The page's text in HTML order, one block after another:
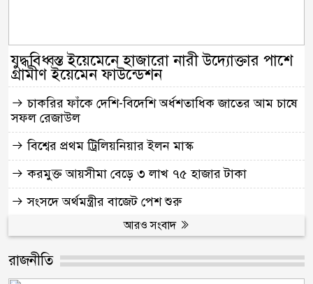
যুদ্ধবিধ্বস্ত ইয়েমেনে হাজারো নারী উদ্যোক্তার পাশে
গ্রামীণ ইয়েমেন ফাউন্ডেশন
চাকরির ফাঁকে দেশি-বিদেশি অর্ধশতাধিক জাতের আম চাষে
সফল রেজাউল
বিশ্বের প্রথম ট্রিলিয়নিয়ার ইলন মাস্ক
করমুক্ত আয়সীমা বেড়ে ৩ লাখ ৭৫ হাজার টাকা
সংসদে অর্থমন্ত্রীর বাজেট পেশ শুরু
আরও সংবাদ
রাজনীতি